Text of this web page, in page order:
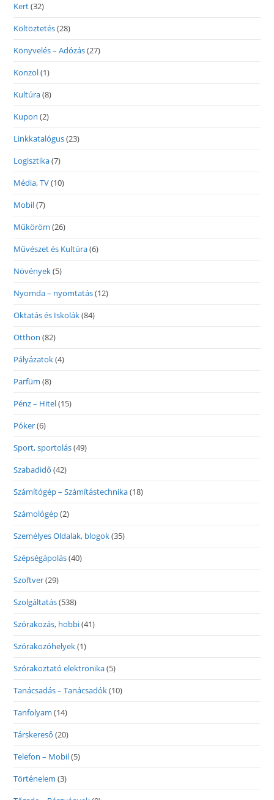
Kert(32)
Költöztetés(28)
Könyvelés – Adózás(27)
Konzol(1)
Kultúra(8)
Kupon (2)
Linkkatalógus(23)
Logisztika(7)
Média, TV(10)
Mobil(7)
Műköröm (26)
Művészet és Kultúra(6)
Növények(5)
Nyomda – nyomtatás(12)
Oktatás és Iskolák(84)
Otthon (82)
Pályázatok(4)
Parfüm (8)
Pénz – Hitel(15)
Póker(6)
Sport, sportolás(49)
Szabadidő (42)
Számítógép – Számítástechnika(18)
Számológép(2)
Személyes Oldalak, blogok(35)
Szépségápolás(40)
Szoftver(29)
Szolgáltatás(538)
Szórakozás, hobbi(41)
Szórakozóhelyek(1)
Szórakoztató elektronika(5)
Tanácsadás – Tanácsadók(10)
Tanfolyam (14)
Társkereső (20)
Telefon – Mobil(5)
Történelem (3)